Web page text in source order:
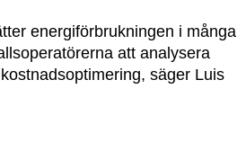
energiförbrukningen i många
att analysera
säger Luis